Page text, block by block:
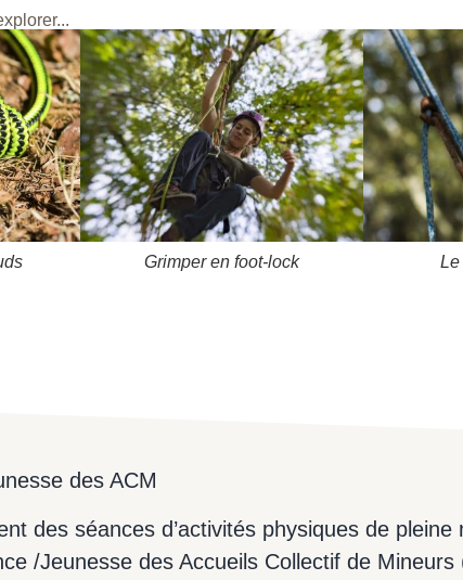
Grimper en foot-lock Le
des ACM
des séances d’activités physiques de pleine
/Jeunesse des Accueils Collectif de